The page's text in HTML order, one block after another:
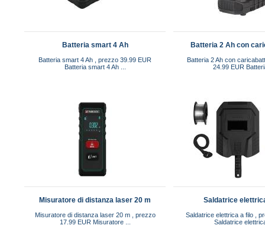
Batteria smart 4 Ah
Batteria smart 4 Ah , prezzo 39.99 EUR
Batteria smart 4 Ah ...
Batteria 2 Ah con
Batteria 2 Ah con
24.99 EUR
Misuratore di distanza laser 20 m
Misuratore di distanza laser 20 m , prezzo
17.99 EUR Misuratore ...
Saldatrice
Saldatrice elettrica a filo ,
Saldatrice